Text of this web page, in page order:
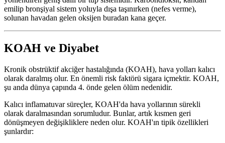
emilip bronşiyal sistem yoluyla dışa taşınırken (nefes verme),
solunan havadan gelen oksijen buradan kana geçer.
KOAH ve Diyabet
Kronik obstrüktif akciğer hastalığında (KOAH), hava yolları kalıcı
olarak daralmış olur. En önemli risk faktörü sigara içmektir. KOAH,
şu anda dünya çapında 4. önde gelen ölüm nedenidir.
Kalıcı inflamatuvar süreçler, KOAH'da hava yollarının sürekli
olarak daralmasından sorumludur. Bunlar, artık kısmen geri
dönüşmeyen değişikliklere neden olur. KOAH'ın tipik özellikleri
şunlardır: